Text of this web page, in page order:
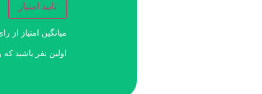
تایید امتیاز
میانگین امتیاز از
اولین نفر باشید که